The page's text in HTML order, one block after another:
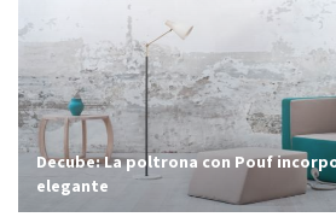
Decube: La poltrona con Pouf
elegante